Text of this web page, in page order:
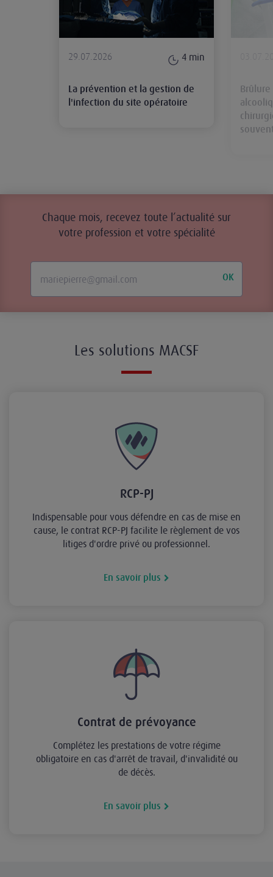
29.07.2026 4 min
La prévention et la gestion de
l'infection du site opératoire
Chaque mois, recevez toute l’actualité sur
votre profession et votre spécialité
OK
Les solutions MACSF
RCP-PJ
Indispensable pour vous défendre en cas de mise en
cause, le contrat RCP-PJ facilite le règlement de vos
litiges d'ordre privé ou professionnel.
En savoir plus
Contrat de prévoyance
Complétez les prestations de votre régime
obligatoire en cas d'arrêt de travail, d'invalidité ou
de décès.
En savoir plus